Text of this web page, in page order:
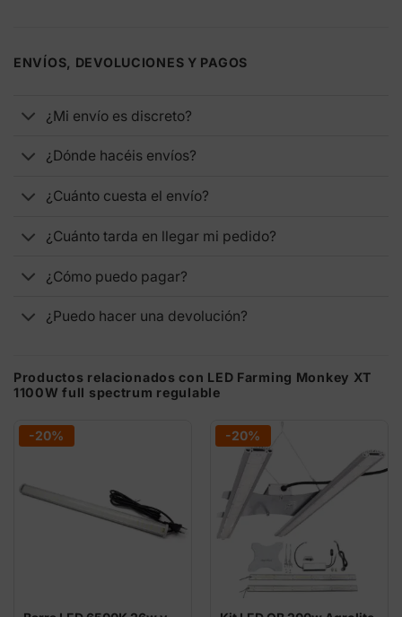
ENVÍOS, DEVOLUCIONES Y PAGOS
¿Mi envío es discreto?
¿Dónde hacéis envíos?
¿Cuánto cuesta el envío?
¿Cuánto tarda en llegar mi pedido?
¿Cómo puedo pagar?
¿Puedo hacer una devolución?
Productos relacionados con LED Farming Monkey XT
1100W full spectrum regulable
-20% -20%